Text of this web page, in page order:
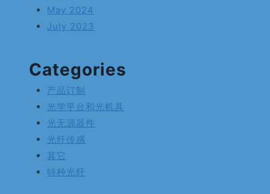
May 2024
July 2023
Categories
产品订制
光学平台和光机具
光无源器件
光纤传感
其它
特种光纤